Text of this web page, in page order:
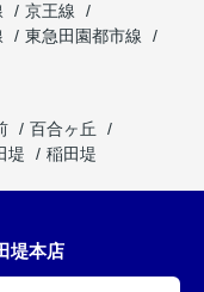
京王線
東急田園都市線
百合ヶ丘
堤 稲田堤
堤本店